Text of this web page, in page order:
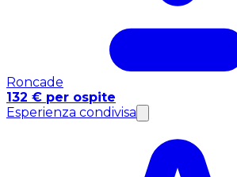
Roncade
132 € per ospite
Esperienza condivisa